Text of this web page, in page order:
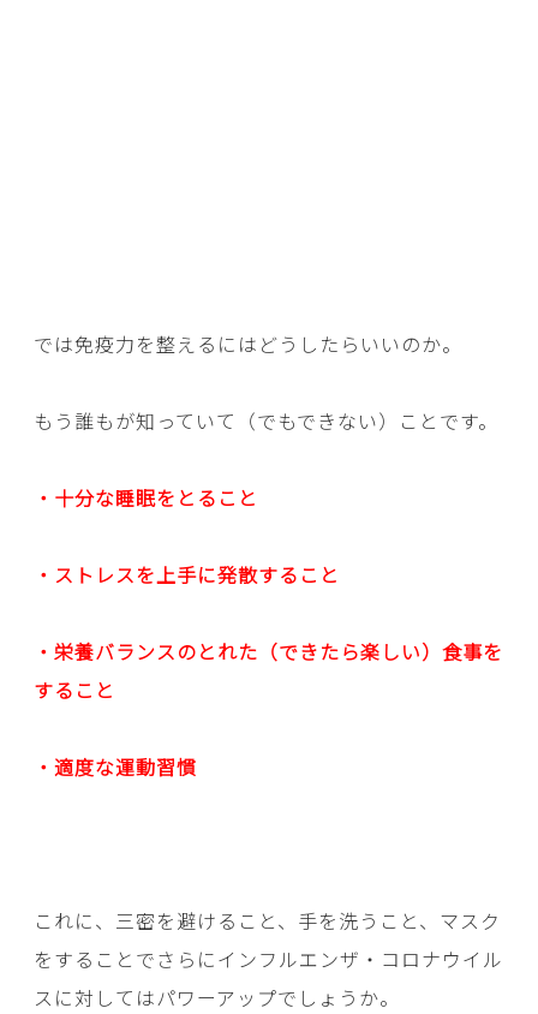
では免疫力を整えるにはどうしたらいいのか。
もう誰もが知っていて（でもできない）ことです。
・十分な睡眠をとること
・ストレスを上手に発散すること
・栄養バランスのとれた（できたら楽しい）食事を
すること
・適度な運動習慣
これに、三密を避けること、手を洗うこと、マスク
をすることでさらにインフルエンザ・コロナウイル
スに対してはパワーアップでしょうか。